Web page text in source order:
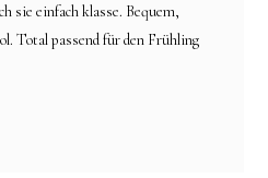
sie einfach klasse. Bequem,
Total passend für den Frühling